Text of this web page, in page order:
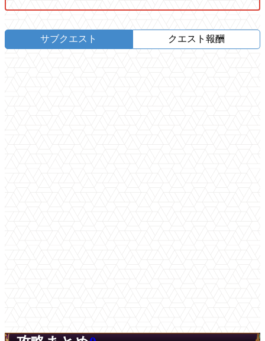
サブクエスト クエスト報酬